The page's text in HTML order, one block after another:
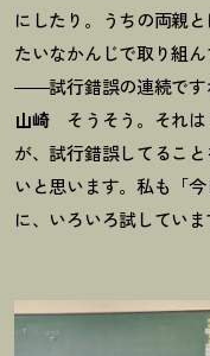
にしたり。うちの両親
たいなかんじで取り組ん
――試行錯誤の連続です
山崎そうそう。それは
が、試行錯誤してるこ
いと思います。私も「
に、いろいろ試していま